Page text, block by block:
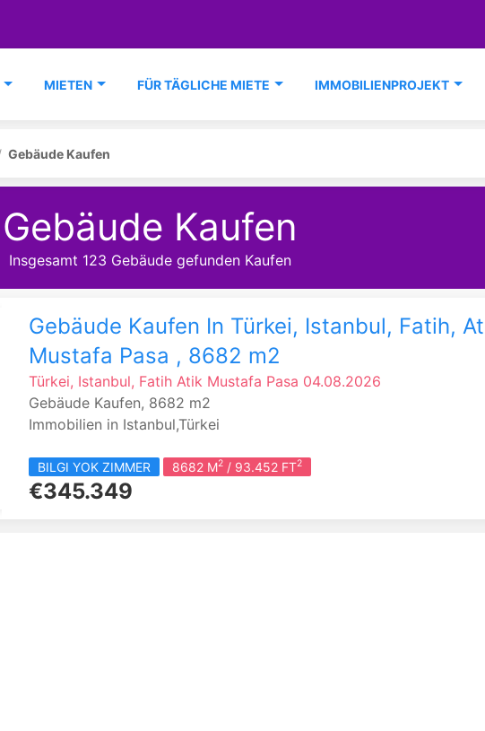
MIETEN FÜR TÄGLICHE MIETE IMMOBILIENPROJEKT
Gebäude Kaufen
Gebäude Kaufen
Insgesamt 123 Gebäude gefunden Kaufen
Gebäude Kaufen In Türkei, Istanbul, Fatih,
Mustafa Pasa , 8682 m2
Türkei, Istanbul, Fatih Atik Mustafa Pasa 04.08.2026
Gebäude Kaufen, 8682 m2
Immobilien in Istanbul,Türkei
BILGI YOK ZIMMER 8682 M2 / 93.452 FT2
€345.349